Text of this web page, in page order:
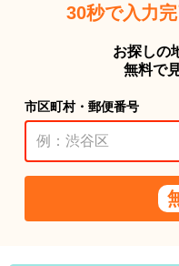
30秒で入力
お探しの
無料で
市区町村・郵便番号